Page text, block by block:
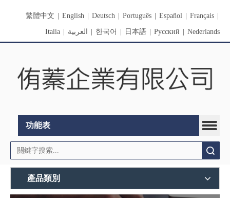
繁體中文 English Deutsch Português Español Français
Italia | العربية | 한국어 | 日本語 | Pусский | Nederlands
功能表
產品類別